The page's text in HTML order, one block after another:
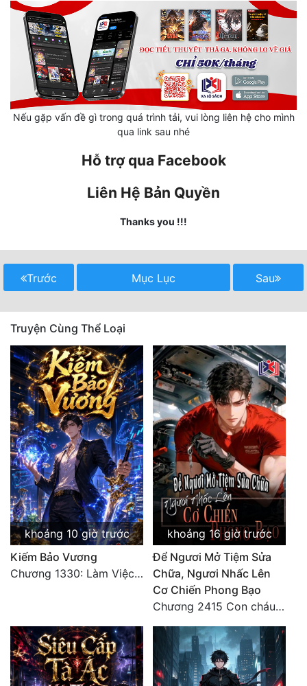
Linh Dị
Làm Giàu
Lịch Sử
Mưu Mô
Mạt Thế
Nữ Phụ
Phong Thủy - Tâm Linh
Phản Phái
Quan Trường
Quân Sự
Sảng Văn
Sắc
Sủng
Thanh Xuân
Tiên Hiệp
Tiểu Thuyết
Trùng Sinh
Trọng Sinh
Nếu gặp vấn đề gì trong quá trình tải, vui lòng liên hệ cho mình
qua link sau nhé
Hỗ trợ qua Facebook
Liên Hệ Bản Quyền
Thanks you !!!
Trước Mục Lục Sau
Truyện Cùng Thể Loại
khoảng 10 giờ trước
Kiếm Bảo Vương
Chương 1330: Làm Việc Rồi (4/5)
khoảng 16 giờ trước
Để Ngươi Mở Tiệm Sửa
Chữa, Ngươi Nhấc Lên
Cơ Chiến Phong Bạo
Chương 2415 Con cháu bất hiếu!! Mời cùng lên đường!!